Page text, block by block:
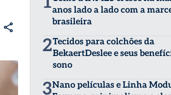
anos lado a lado com a
brasileira
2Tecidos para colchões da
BekaertDeslee e seus
sono
3Nano películas e Linha